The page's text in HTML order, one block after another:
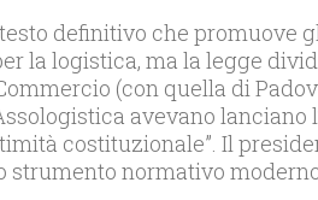
definitivo che promuove
la logistica, ma la legge
(con quella di
avevano lanciano
costituzionale”. Il
strumento normativo